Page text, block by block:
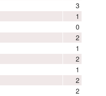
3
1
0
2
1
2
1
2
2